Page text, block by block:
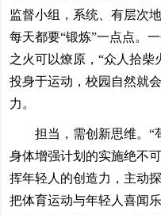
监督小组，系统、有层次
每天都要“锻炼”一点点。
之火可以燎原，“众人拾柴
投身于运动，校园自然就
力。
担当，需创新思维。“
身体增强计划的实施绝不
挥年轻人的创造力，主动
把体育运动与年轻人喜闻